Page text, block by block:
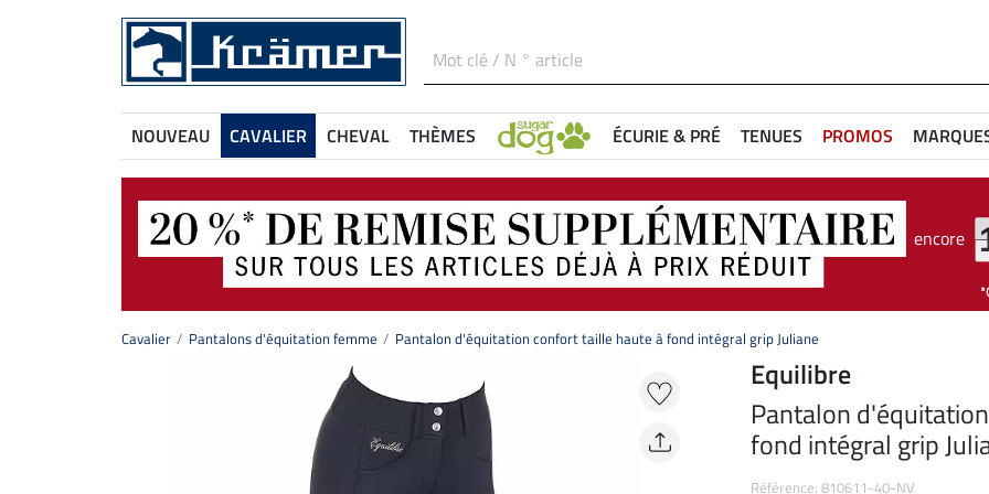
NOUVEAU CAVALIER CHEVAL THÈMES ÉCURIE & PRÉ TENUES PROMOS
encore
Cavalier Pantalons d'équitation femme Pantalon d'équitation confort taille haute à fond intégral grip Juliane
Equilibre
Pantalon
fond intégral grip
Référence: 810611-40-NV